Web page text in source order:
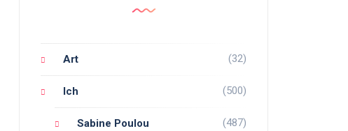
Art (32)
Ich (500)
Sabine Poulou (487)